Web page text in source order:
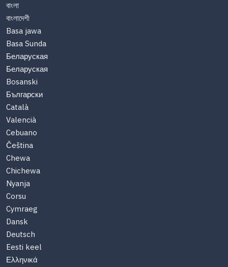
বাংলা
বাংলাদেশী
Basa jawa
Basa Sunda
Беларуская
Беларуская
Bosanski
Български
Català
Valencià
Cebuano
Čeština
Chewa
Chichewa
Nyanja
Corsu
Cymraeg
Dansk
Deutsch
Eesti keel
Ελληνικά